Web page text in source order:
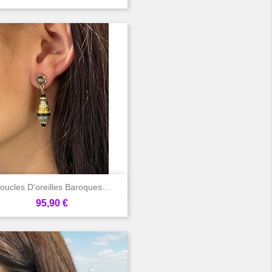
D'oreilles Baroques...
Prix
95,90 €
 Aperçu rapide